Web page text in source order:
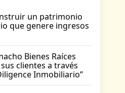
un patrimonio
que genere ingresos
Bienes Raíces
clientes a través
Inmobiliario”